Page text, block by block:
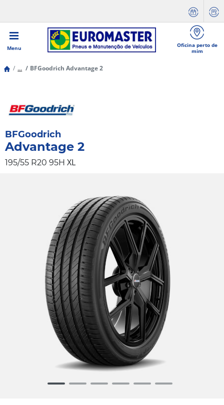
Menu
Oficina perto de
mim
... BFGoodrich Advantage 2
BFGoodrich
Advantage 2
195/55 R20 95H XL